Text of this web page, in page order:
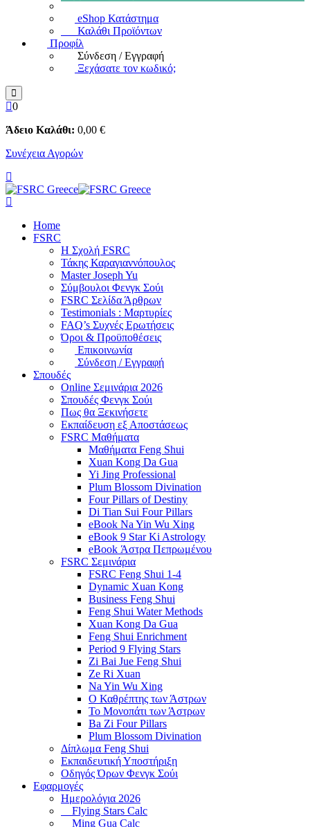
eShop Κατάστημα
Καλάθι Προϊόντων
Προφίλ
Σύνδεση / Εγγραφή
Ξεχάσατε τον κωδικό;
0
Άδειο Καλάθι: 0,00 €
Συνέχεια Αγορών
Home
FSRC
Η Σχολή FSRC
Τάκης Καραγιαννόπουλος
Master Joseph Yu
Σύμβουλοι Φενγκ Σούι
FSRC Σελίδα Άρθρων
Testimonials : Μαρτυρίες
FAQ’s Συχνές Ερωτήσεις
Όροι & Προϋποθέσεις
Επικοινωνία
Σύνδεση / Εγγραφή
Σπουδές
Online Σεμινάρια 2026
Σπουδές Φενγκ Σούι
Πως θα Ξεκινήσετε
Εκπαίδευση εξ Αποστάσεως
FSRC Μαθήματα
Μαθήματα Feng Shui
Xuan Kong Da Gua
Yi Jing Professional
Plum Blossom Divination
Four Pillars of Destiny
Di Tian Sui Four Pillars
eBook Na Yin Wu Xing
eBook 9 Star Ki Astrology
eBook Άστρα Πεπρωμένου
FSRC Σεμινάρια
FSRC Feng Shui 1-4
Dynamic Xuan Kong
Business Feng Shui
Feng Shui Water Methods
Xuan Kong Da Gua
Feng Shui Enrichment
Period 9 Flying Stars
Zi Bai Jue Feng Shui
Ze Ri Xuan
Na Yin Wu Xing
Ο Καθρέπτης των Άστρων
Το Μονοπάτι των Άστρων
Ba Zi Four Pillars
Plum Blossom Divination
Δίπλωμα Feng Shui
Εκπαιδευτική Υποστήριξη
Οδηγός Όρων Φενγκ Σούι
Εφαρμογές
Ημερολόγια 2026
Flying Stars Calc
Ming Gua Calc